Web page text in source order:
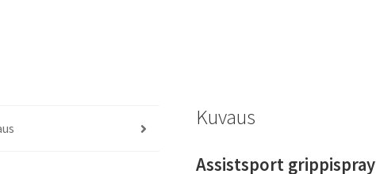
Kuvaus
Assistsport grippispray